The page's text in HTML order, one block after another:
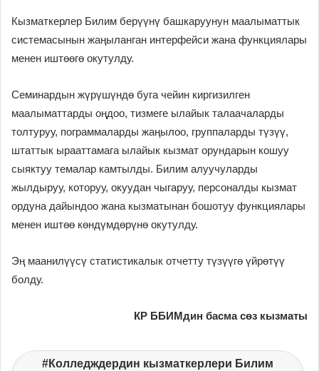
Кызматкерлер Билим берүүнү башкаруунун маалыматтык
системасынын жаңыланган интерфейси жана функциялары
менен иштөөгө окутулду.
Семинардын жүрүшүндө буга чейин киргизилген
маалыматтарды оңдоо, тизмеге ылайык талаачаларды
толтуруу, пограммаларды жаңылоо, группаларды түзүү,
штаттык ырааттамага ылайык кызмат орундарын кошуу
сыяктуу темалар камтылды. Билим алуучуларды
жылдыруу, которуу, окуудан чыгаруу, персоналды кызмат
ордуна дайындоо жана кызматынан бошотуу функциялары
менен иштөө көндүмдөрүнө окутулду.
Эң маанилүүсү статистикалык отчетту түзүүгө үйрөтүү
болду.
КР ББИМдин басма сөз кызматы
Колледждердин кызматкерлери Билим